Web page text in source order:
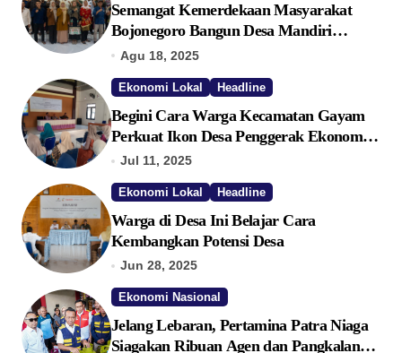
Semangat Kemerdekaan Masyarakat
Bojonegoro Bangun Desa Mandiri
Ekonomi
Agu 18, 2025
Ekonomi Lokal Headline
Begini Cara Warga Kecamatan Gayam
Perkuat Ikon Desa Penggerak Ekonomi
Lokal Melalui TPID
Jul 11, 2025
Ekonomi Lokal Headline
Warga di Desa Ini Belajar Cara
Kembangkan Potensi Desa
Jun 28, 2025
Ekonomi Nasional
Jelang Lebaran, Pertamina Patra Niaga
Siagakan Ribuan Agen dan Pangkalan